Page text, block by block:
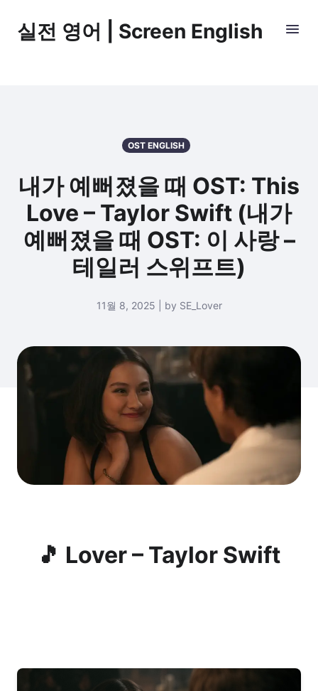
실전 영어 | Screen English
OST ENGLISH
내가 예뻐졌을 때 OST: This
Love – Taylor Swift (내가
예뻐졌을 때 OST: 이 사랑 –
테일러 스위프트)
11월 8, 2025 | by SE_Lover
🎵 Lover – Taylor Swift